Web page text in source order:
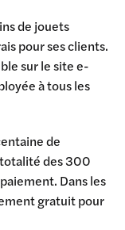
de jouets
pour ses clients.
sur le site e-
à tous les
de
des 300
Dans les
gratuit pour